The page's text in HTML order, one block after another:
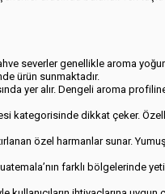
severler genellikle aroma
ürün sunmaktadır.
yer alır. Dengeli aroma
kategorisinde dikkat çeker.
özel harmanlar sunar.
farklı bölgelerinde